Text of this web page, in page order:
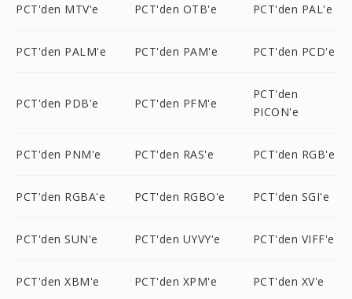
PCT'den MTV'e PCT'den OTB'e PCT'den PAL'e
PCT'den PALM'e PCT'den PAM'e PCT'den PCD'e
PCT'den PDB'e PCT'den PFM'e
PCT'den
PICON'e
PCT'den PNM'e PCT'den RAS'e PCT'den RGB'e
PCT'den RGBA'e PCT'den RGBO'e PCT'den SGI'e
PCT'den SUN'e PCT'den UYVY'e PCT'den VIFF'e
PCT'den XBM'e PCT'den XPM'e PCT'den XV'e